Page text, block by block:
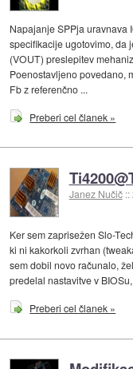
Napajanje SPPja uravnava
specifikacije ugotovimo, da
(VOUT) preslepitev
Poenostavljeno povedano,
Fb z referenčno ...
Preberi cel članek »
Janez Nučič ::
Ker sem zaprisežen Slo-
ki ni kakorkoli zvrhan
sem dobil novo računalo,
predelal nastavitve v
Preberi cel članek »